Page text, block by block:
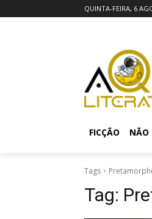
QUINTA-FEIRA, 6
FICÇÃO NÃO
Tags
Tag: